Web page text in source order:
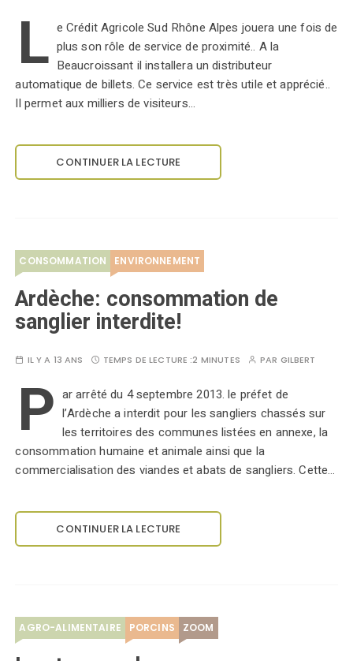
L e Crédit Agricole Sud Rhône Alpes jouera une fois de
plus son rôle de service de proximité.. A la
Beaucroissant il installera un distributeur
automatique de billets. Ce service est très utile et apprécié..
Il permet aux milliers de visiteurs…
CONTINUER LA LECTURE
CONSOMMATION ENVIRONNEMENT
Ardèche: consommation de
sanglier interdite!
IL Y A 13 ANS TEMPS DE LECTURE :2 MINUTES PAR GILBERT
P ar arrêté du 4 septembre 2013. le préfet de
l’Ardèche a interdit pour les sangliers chassés sur
les territoires des communes listées en annexe, la
consommation humaine et animale ainsi que la
commercialisation des viandes et abats de sangliers. Cette…
CONTINUER LA LECTURE
AGRO-ALIMENTAIRE PORCINS ZOOM